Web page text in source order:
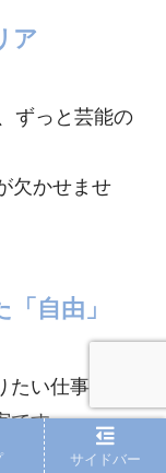
ア
ずっと芸能の
欠かせませ
自由」
い仕事や舞
です。
果とも言えま
サイドバー